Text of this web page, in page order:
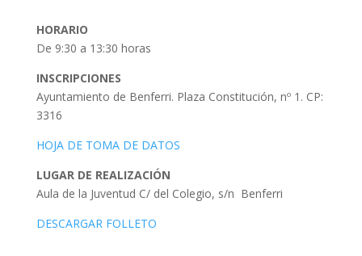
HORARIO
De 9:30 a 13:30 horas
INSCRIPCIONES
Ayuntamiento de Benferri. Plaza Constitución, nº 1. CP:
3316
HOJA DE TOMA DE DATOS
LUGAR DE REALIZACIÓN
Aula de la Juventud C/ del Colegio, s/n Benferri
DESCARGAR FOLLETO